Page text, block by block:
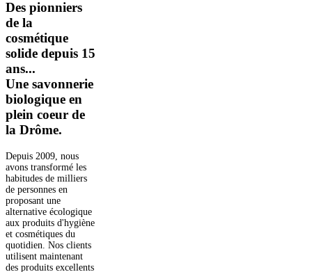
Des pionniers
de la
cosmétique
solide depuis 15
ans...
Une savonnerie
biologique en
plein coeur de
la Drôme.
Depuis 2009, nous
avons transformé les
habitudes de milliers
de personnes en
proposant une
alternative écologique
aux produits d'hygiène
et cosmétiques du
quotidien. Nos clients
utilisent maintenant
des produits excellents